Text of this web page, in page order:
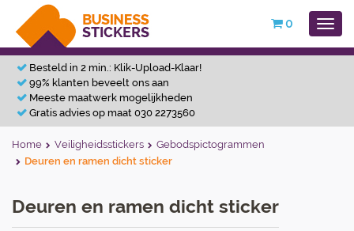
0
Besteld in 2 min.: Klik-Upload-Klaar!
99% klanten beveelt ons aan
Meeste maatwerk mogelijkheden
Gratis advies op maat 030 2273560
Home Veiligheidsstickers
Gebodspictogrammen
Deuren en ramen dicht sticker
Deuren en ramen dicht sticker